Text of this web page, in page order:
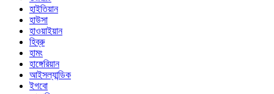
হাইতিয়ান
হাউসা
হাওয়াইয়ান
হিব্রু
হামং
হাঙ্গেরিয়ান
আইসল্যান্ডিক
ইগবো